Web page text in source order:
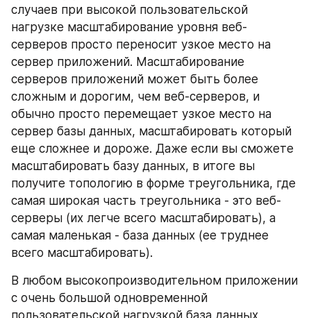
случаев при высокой пользовательской
нагрузке масштабирование уровня веб-
серверов просто переносит узкое место на
сервер приложений. Масштабирование
серверов приложений может быть более
сложным и дорогим, чем веб-серверов, и
обычно просто перемещает узкое место на
сервер базы данных, масштабировать который
еще сложнее и дороже. Даже если вы сможете
масштабировать базу данных, в итоге вы
получите топологию в форме треугольника, где
самая широкая часть треугольника - это веб-
серверы (их легче всего масштабировать), а
самая маленькая - база данных (ее труднее
всего масштабировать).
В любом высокопроизводительном приложении
с очень большой одновременной
пользовательской нагрузкой база данных